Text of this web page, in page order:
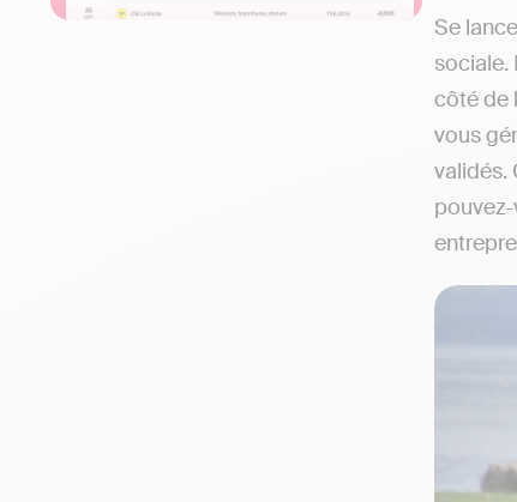
Se
sociale.
côté de
vous
validés.